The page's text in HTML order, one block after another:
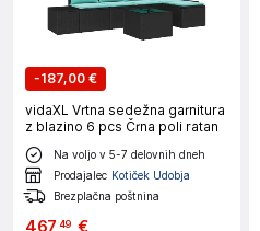
-187,00 €
vidaXL Vrtna sedežna garnitura
z blazino 6 pcs Črna poli ratan
Na voljo v 5-7 delovnih dneh
Prodajalec Kotiček Udobja
Brezplačna poštnina
467 49 €